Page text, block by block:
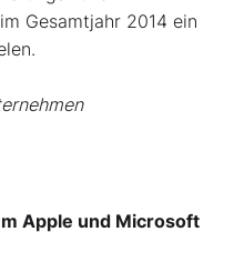
Gesamtjahr 2014 ein
Apple und Microsoft